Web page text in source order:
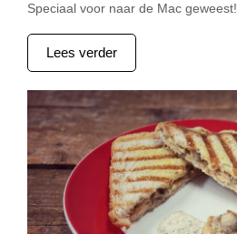
Speciaal voor naar de Mac geweest!
Lees verder